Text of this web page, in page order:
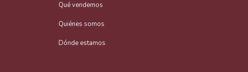
Qué vendemos
Quiénes somos
Dónde estamos